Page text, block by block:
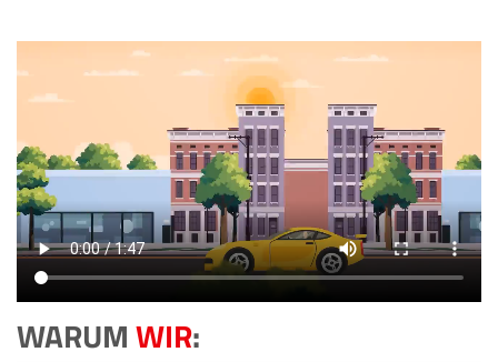
WARUMWIR: